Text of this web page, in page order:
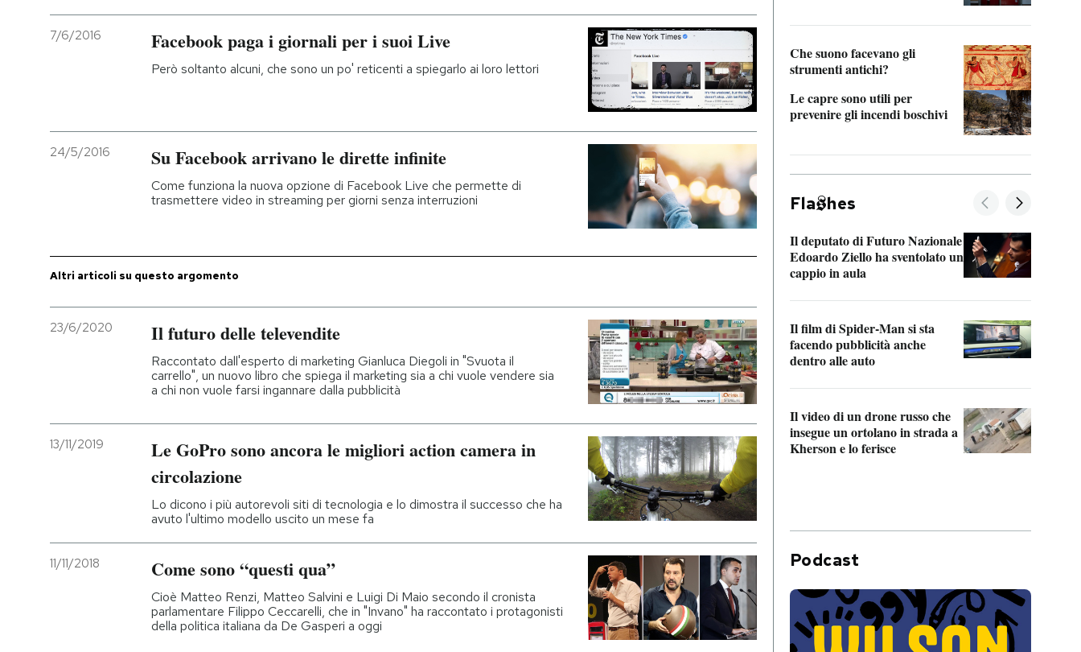
AREA PERSONALE
Entra
7/6/2016 Facebook paga i giornali per i suoi Live
Però soltanto alcuni, che sono un po' reticenti a spiegarlo ai loro lettori
24/5/2016 Su Facebook arrivano le dirette infinite
Come funziona la nuova opzione di Facebook Live che permette di
trasmettere video in streaming per giorni senza interruzioni
Altri articoli su questo argomento
23/6/2020 Il futuro delle televendite
Raccontato dall'esperto di marketing Gianluca Diegoli in "Svuota il
carrello", un nuovo libro che spiega il marketing sia a chi vuole vendere sia
a chi non vuole farsi ingannare dalla pubblicità
13/11/2019
Le GoPro sono ancora le migliori action camera in
circolazione
Lo dicono i più autorevoli siti di tecnologia e lo dimostra il successo che ha
avuto l'ultimo modello uscito un mese fa
11/11/2018 Come sono “questi qua”
Cioè Matteo Renzi, Matteo Salvini e Luigi Di Maio secondo il cronista
parlamentare Filippo Ceccarelli, che in "Invano" ha raccontato i protagonisti
della politica italiana da De Gasperi a oggi
Che suono facevano gli
strumenti antichi?
Le capre sono utili per
prevenire gli incendi boschivi
Fla hes
Il deputato di Futuro Nazionale
Edoardo Ziello ha sventolato un
cappio in aula
Il film di Spider-Man si sta
facendo pubblicità anche
dentro alle auto
Il video di un drone russo che
insegue un ortolano in strada a
Kherson e lo ferisce
Podcast